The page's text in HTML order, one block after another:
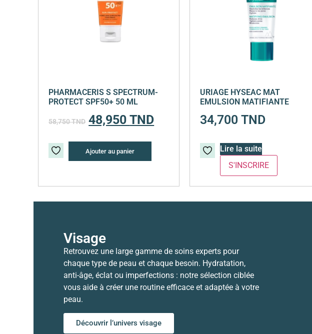
URIAGE HYSEAC MAT
EMULSION MATIFIANTE
34,700TND
Lire la suite
PHARMACERIS S SPECTRUM-
PROTECT SPF50+ 50 ML
58,750TND 48,950TND
Ajouter au panier
Visage
Retrouvez une large gamme de soins experts pour
chaque type de peau et chaque besoin. Hydratation,
anti-âge, éclat ou imperfections : notre sélection ciblée
vous aide à créer une routine efficace et adaptée à votre
peau.
Découvrir l’univers visage